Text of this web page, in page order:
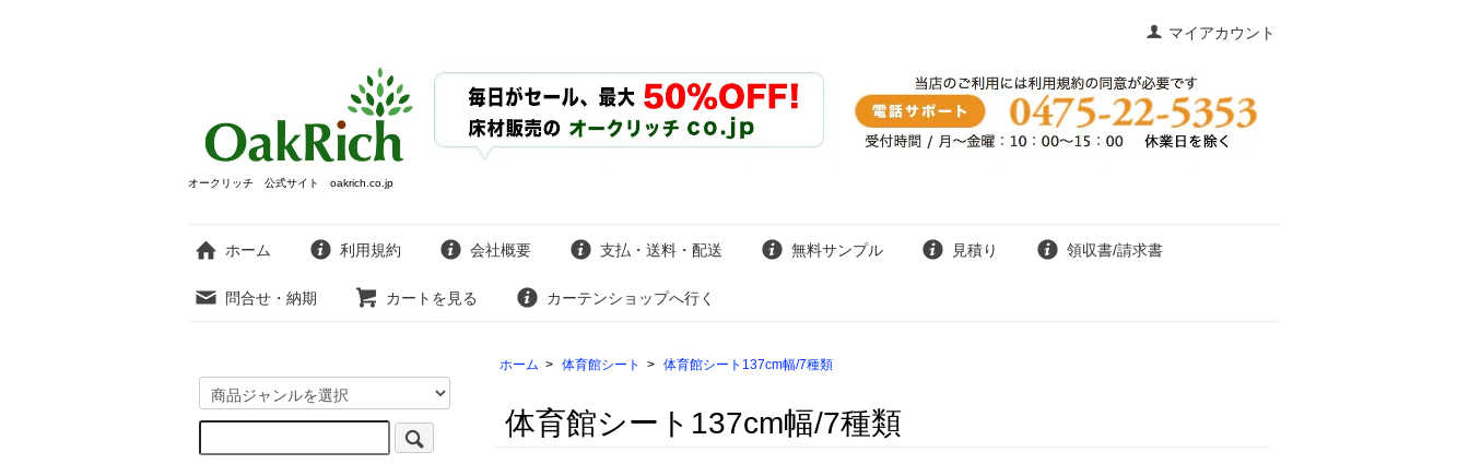
マイアカウント
オークリッチ 公式サイト oakrich.co.jp
ホーム 利用規約 会社概要 支払・送料・配送 無料サンプル 見積り 領収書/請求書
問合せ・納期 カートを見る カーテンショップへ行く
ホーム > 体育館シート > 体育館シート137cm幅/7種類
体育館シート137cm幅/7種類